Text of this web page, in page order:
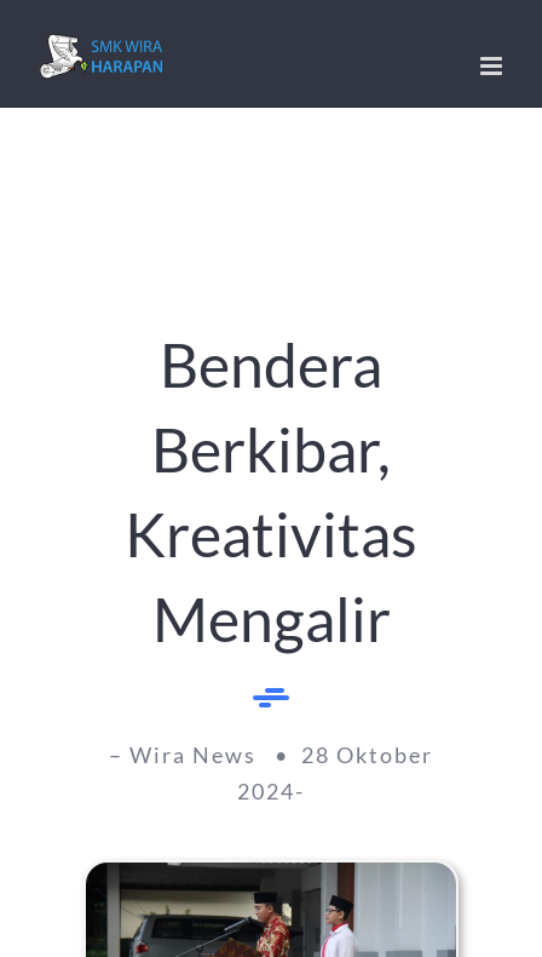
Bendera
Berkibar,
Kreativitas
Mengalir
– Wira News • 28 Oktober
2024-